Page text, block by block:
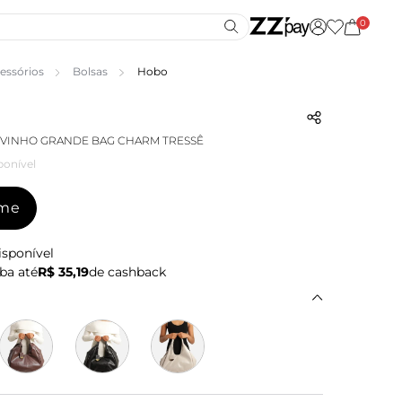
0
Bolsas Hobo
GRANDE BAG CHARM TRESSÊ
atéR$ 35,19de cashback